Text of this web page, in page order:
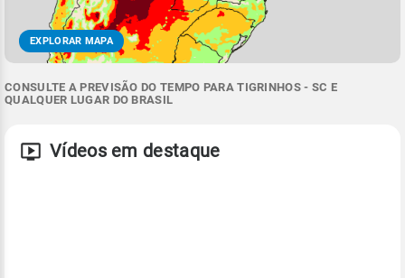
EXPLORAR MAPA
CONSULTE A PREVISÃO DO TEMPO PARA TIGRINHOS - SC E
QUALQUER LUGAR DO BRASIL
Vídeos em destaque